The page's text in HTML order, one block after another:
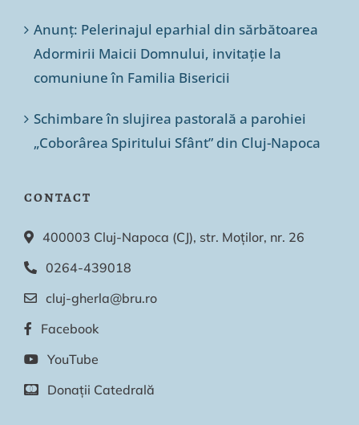
Anunț: Pelerinajul eparhial din sărbătoarea
Adormirii Maicii Domnului, invitație la
comuniune în Familia Bisericii
Schimbare în slujirea pastorală a parohiei
„Coborârea Spiritului Sfânt” din Cluj-Napoca
CONTACT
400003 Cluj-Napoca (CJ), str. Moților, nr. 26
0264-439018
cluj-gherla@bru.ro
Facebook
YouTube
Donații Catedrală